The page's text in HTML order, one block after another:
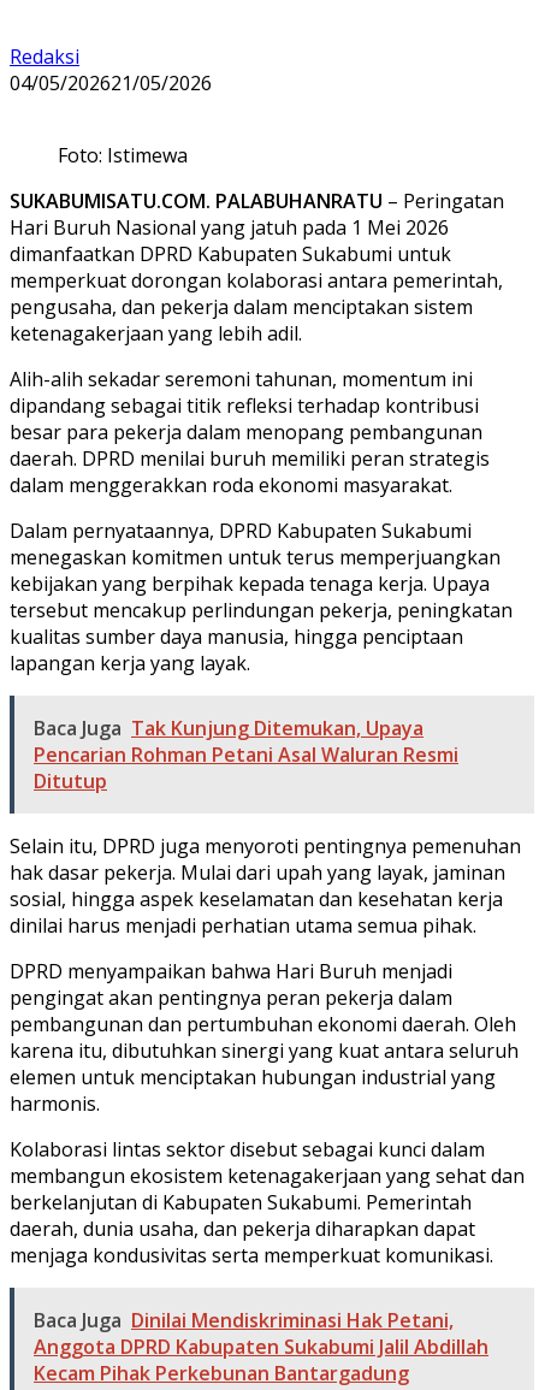
Redaksi
04/05/202621/05/2026
Foto: Istimewa
SUKABUMISATU.COM. PALABUHANRATU – Peringatan
Hari Buruh Nasional yang jatuh pada 1 Mei 2026
dimanfaatkan DPRD Kabupaten Sukabumi untuk
memperkuat dorongan kolaborasi antara pemerintah,
pengusaha, dan pekerja dalam menciptakan sistem
ketenagakerjaan yang lebih adil.
Alih-alih sekadar seremoni tahunan, momentum ini
dipandang sebagai titik refleksi terhadap kontribusi
besar para pekerja dalam menopang pembangunan
daerah. DPRD menilai buruh memiliki peran strategis
dalam menggerakkan roda ekonomi masyarakat.
Dalam pernyataannya, DPRD Kabupaten Sukabumi
menegaskan komitmen untuk terus memperjuangkan
kebijakan yang berpihak kepada tenaga kerja. Upaya
tersebut mencakup perlindungan pekerja, peningkatan
kualitas sumber daya manusia, hingga penciptaan
lapangan kerja yang layak.
Baca Juga Tak Kunjung Ditemukan, Upaya
Pencarian Rohman Petani Asal Waluran Resmi
Ditutup
Selain itu, DPRD juga menyoroti pentingnya pemenuhan
hak dasar pekerja. Mulai dari upah yang layak, jaminan
sosial, hingga aspek keselamatan dan kesehatan kerja
dinilai harus menjadi perhatian utama semua pihak.
DPRD menyampaikan bahwa Hari Buruh menjadi
pengingat akan pentingnya peran pekerja dalam
pembangunan dan pertumbuhan ekonomi daerah. Oleh
karena itu, dibutuhkan sinergi yang kuat antara seluruh
elemen untuk menciptakan hubungan industrial yang
harmonis.
Kolaborasi lintas sektor disebut sebagai kunci dalam
membangun ekosistem ketenagakerjaan yang sehat dan
berkelanjutan di Kabupaten Sukabumi. Pemerintah
daerah, dunia usaha, dan pekerja diharapkan dapat
menjaga kondusivitas serta memperkuat komunikasi.
Baca Juga Dinilai Mendiskriminasi Hak Petani,
Anggota DPRD Kabupaten Sukabumi Jalil Abdillah
Kecam Pihak Perkebunan Bantargadung